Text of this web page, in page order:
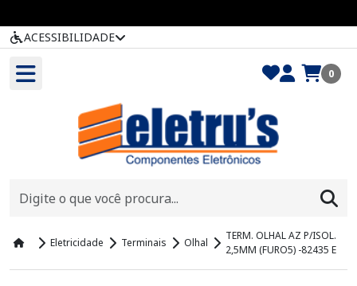
ACESSIBILIDADE
0
Eletricidade Terminais Olhal
TERM. OLHAL AZ P/ISOL.
2,5MM (FURO5) -82435 E